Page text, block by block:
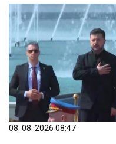
08. 08. 2026 08:47